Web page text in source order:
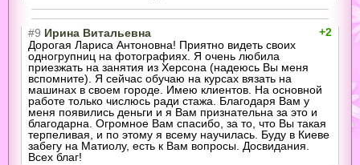
+2
#9 Ирина Витальевна
Дорогая Лариса Антоновна! Приятно видеть своих
одногрупниц на фотографиях. Я очень любила
приезжать на занятия из Херсона (надеюсь Вы меня
вспомните). Я сейчас обучаю на курсах вязать на
машинах в своем городе. Имею клиентов. На основной
работе только числюсь ради стажа. Благодаря Вам у
меня появились деньги и я Вам признательна за это и
благодарна. Огромное Вам спасибо, за то, что Вы такая
терпеливая, и по этому я всему научилась. Буду в Киеве
забегу на Матиолу, есть к Вам вопросы. Досвидания.
Всех благ!